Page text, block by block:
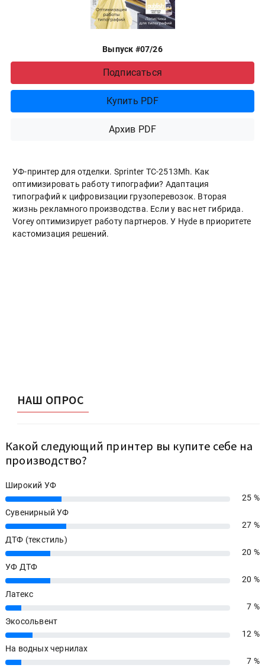
Выпуск #07/26
Подписаться
Купить PDF
Архив PDF
УФ-принтер для отделки. Sprinter ТС-2513Mh. Как
оптимизировать работу типографии? Адаптация
типографий к цифровизации грузоперевозок. Вторая
жизнь рекламного производства. Если у вас нет гибрида.
Vorey оптимизирует работу партнеров. У Hyde в приоритете
кастомизация решений.
НАШ ОПРОС
Какой следующий принтер вы купите себе на
производство?
Широкий УФ
25%
25 %
Сувенирный УФ
27%
27 %
ДТФ (текстиль)
20%
20 %
УФ ДТФ
20%
20 %
Латекс
7%
7 %
Экосольвент
12%
12 %
На водных чернилах
7%
7 %